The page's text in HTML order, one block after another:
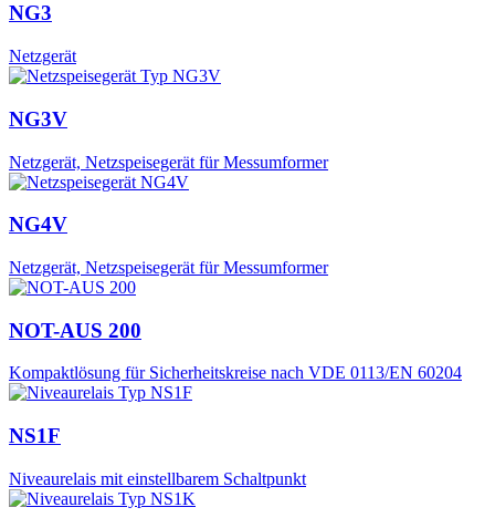
NG3
Netzgerät
NG3V
Netzgerät, Netzspeisegerät für Messumformer
NG4V
Netzgerät, Netzspeisegerät für Messumformer
NOT-AUS 200
Kompaktlösung für Sicherheitskreise nach VDE 0113/EN 60204
NS1F
Niveaurelais mit einstellbarem Schaltpunkt